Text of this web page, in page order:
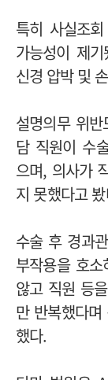
특히 사실조
가능성이 제
신경 압박 및
설명의무 위
담 직원이 수
으며, 의사가
지 못했다고
수술 후 경과
부작용을 호
않고 직원 등
만 반복했다
했다.